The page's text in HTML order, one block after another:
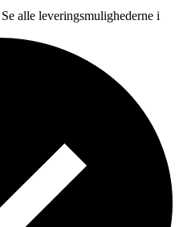
alle leveringsmulighederne i